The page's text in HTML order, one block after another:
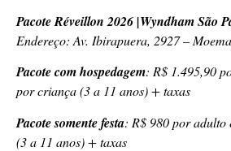
Pacote Réveillon 2026 |Wyndham São
Endereço: Av. Ibirapuera, 2927 –
Pacote com hospedagem: R$ 1.495,90
por criança (3 a 11 anos) + taxas
Pacote somente festa: R$ 980 por
(3 a 11 anos) + taxas